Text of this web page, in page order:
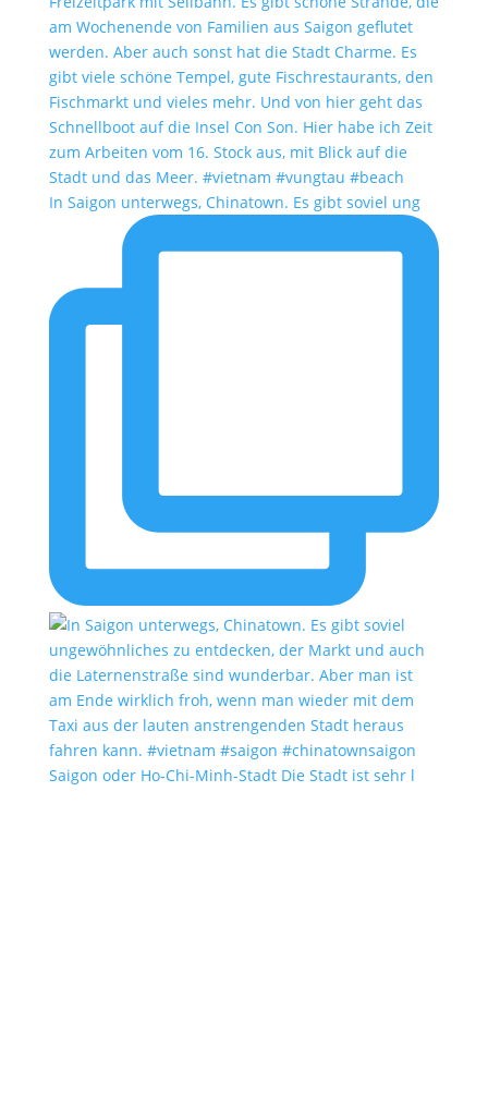
In Saigon unterwegs, Chinatown. Es gibt soviel ung
Saigon oder Ho-Chi-Minh-Stadt Die Stadt ist sehr l